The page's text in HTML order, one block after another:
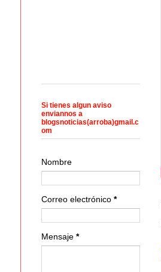
Si tienes algun aviso
enviannos a
blogsnoticias(arroba)gmail.c
om
Nombre
Correo electrónico *
Mensaje *